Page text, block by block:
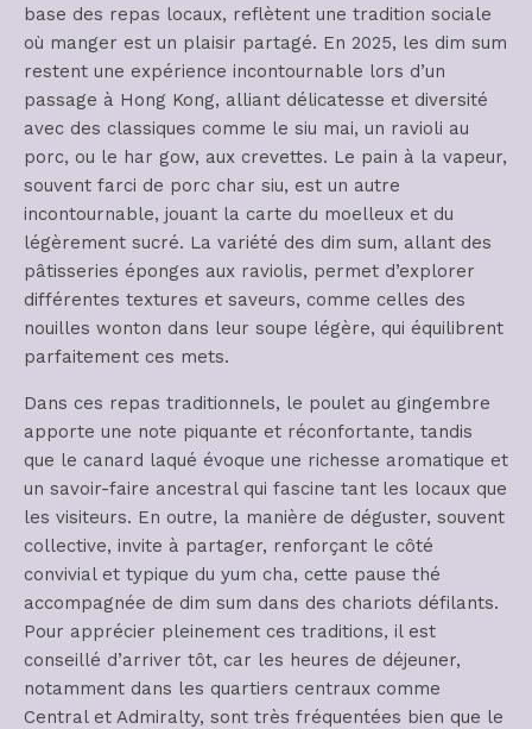
base des repas locaux, reflètent une tradition sociale
où manger est un plaisir partagé. En 2025, les dim sum
restent une expérience incontournable lors d’un
passage à Hong Kong, alliant délicatesse et diversité
avec des classiques comme le siu mai, un ravioli au
porc, ou le har gow, aux crevettes. Le pain à la vapeur,
souvent farci de porc char siu, est un autre
incontournable, jouant la carte du moelleux et du
légèrement sucré. La variété des dim sum, allant des
pâtisseries éponges aux raviolis, permet d’explorer
différentes textures et saveurs, comme celles des
nouilles wonton dans leur soupe légère, qui équilibrent
parfaitement ces mets.
Dans ces repas traditionnels, le poulet au gingembre
apporte une note piquante et réconfortante, tandis
que le canard laqué évoque une richesse aromatique et
un savoir-faire ancestral qui fascine tant les locaux que
les visiteurs. En outre, la manière de déguster, souvent
collective, invite à partager, renforçant le côté
convivial et typique du yum cha, cette pause thé
accompagnée de dim sum dans des chariots défilants.
Pour apprécier pleinement ces traditions, il est
conseillé d’arriver tôt, car les heures de déjeuner,
notamment dans les quartiers centraux comme
Central et Admiralty, sont très fréquentées bien que le